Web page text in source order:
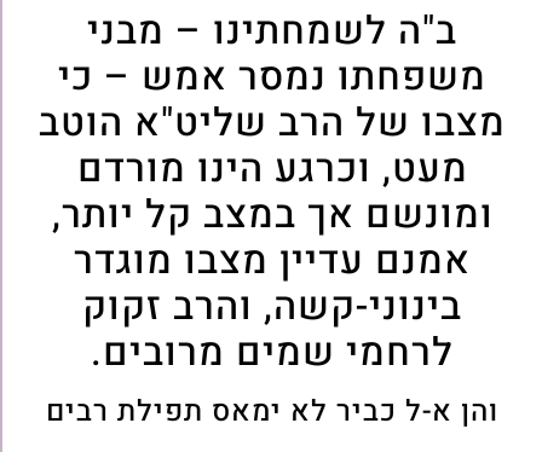
ב"ה לשמחתינו – מבני
משפחתו נמסר אמש – כי
מצבו של הרב שליט"א הוטב
מעט, וכרגע הינו מורדם
ומונשם אך במצב קל יותר,
אמנם עדיין מצבו מוגדר
בינוני-קשה, והרב זקוק
לרחמי שמים מרובים.
והן א-ל כביר לא ימאס תפילת רבים